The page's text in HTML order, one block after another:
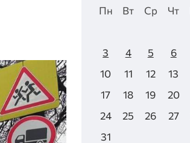
Пн Вт Ср Чт
3
4 5 6
10
11 12 13
17
18 19 20
24
25 26 27
31